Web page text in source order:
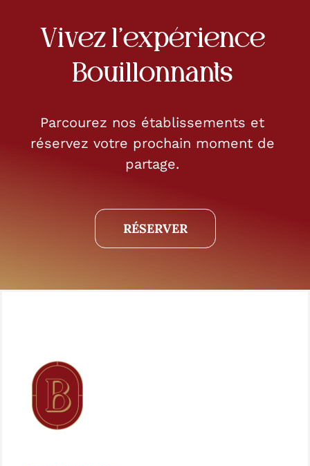
Vivez l’expérience
Bouillonnants
Parcourez nos établissements et
réservez votre prochain moment de
partage.
RÉSERVER